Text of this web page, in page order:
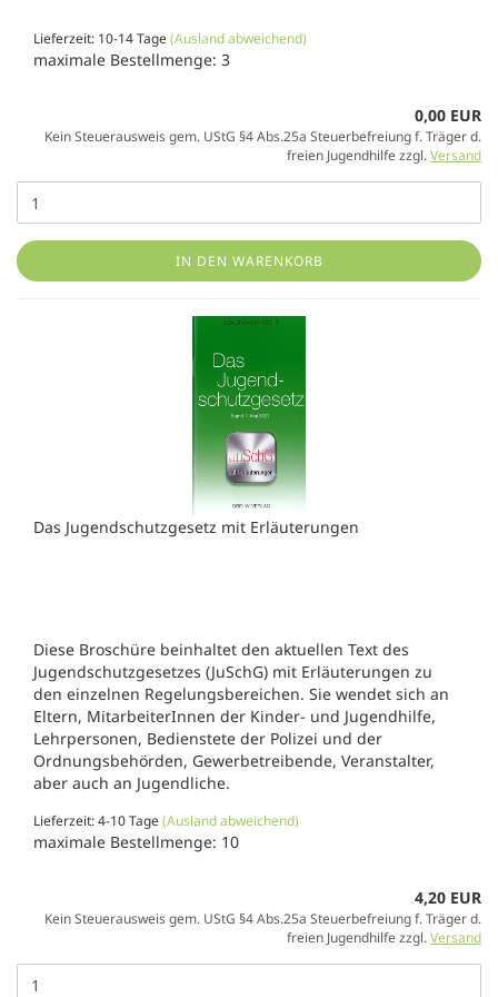
Lieferzeit: 10-14 Tage(Ausland abweichend)
maximale Bestellmenge: 3
0,00 EUR
Kein Steuerausweis gem. UStG §4 Abs.25a Steuerbefreiung f. Träger d.
freien Jugendhilfe zzgl.Versand
IN DEN WARENKORB
Das Jugendschutzgesetz mit Erläuterungen
Diese Broschüre beinhaltet den aktuellen Text des
Jugendschutzgesetzes (JuSchG) mit Erläuterungen zu
den einzelnen Regelungsbereichen. Sie wendet sich an
Eltern, MitarbeiterInnen der Kinder- und Jugendhilfe,
Lehrpersonen, Bedienstete der Polizei und der
Ordnungsbehörden, Gewerbetreibende, Veranstalter,
aber auch an Jugendliche.
Lieferzeit: 4-10 Tage(Ausland abweichend)
maximale Bestellmenge: 10
4,20 EUR
Kein Steuerausweis gem. UStG §4 Abs.25a Steuerbefreiung f. Träger d.
freien Jugendhilfe zzgl.Versand